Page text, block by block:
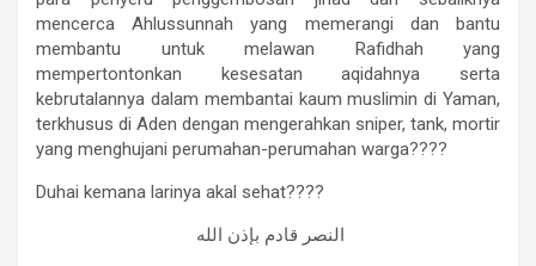
mencerca Ahlussunnah yang memerangi dan bantu
membantu untuk melawan Rafidhah yang
mempertontonkan kesesatan aqidahnya serta
kebrutalannya dalam membantai kaum muslimin di Yaman,
terkhusus di Aden dengan mengerahkan sniper, tank, mortir
yang menghujani perumahan-perumahan warga????
Duhai kemana larinya akal sehat????
النصر قادم بإذن الله